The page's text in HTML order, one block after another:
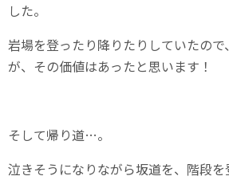
した。
岩場を登ったり降りたりしていたの
が、その価値はあったと思います！
そして帰り道…。
泣きそうになりながら坂道を、階段を